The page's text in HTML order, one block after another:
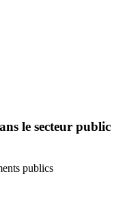
le secteur public
publics